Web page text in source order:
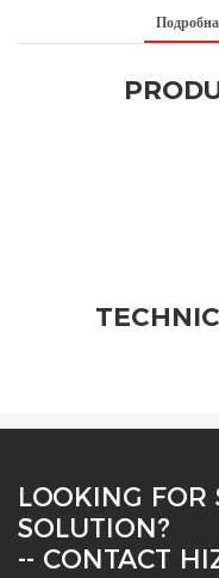
LOOKING FOR
SOLUTION?
-- CONTACT